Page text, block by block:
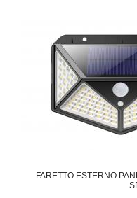
FARETTO ESTERNO